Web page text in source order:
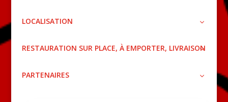
LOCALISATION
RESTAURATION SUR PLACE, À EMPORTER, LIVRAISON
PARTENAIRES